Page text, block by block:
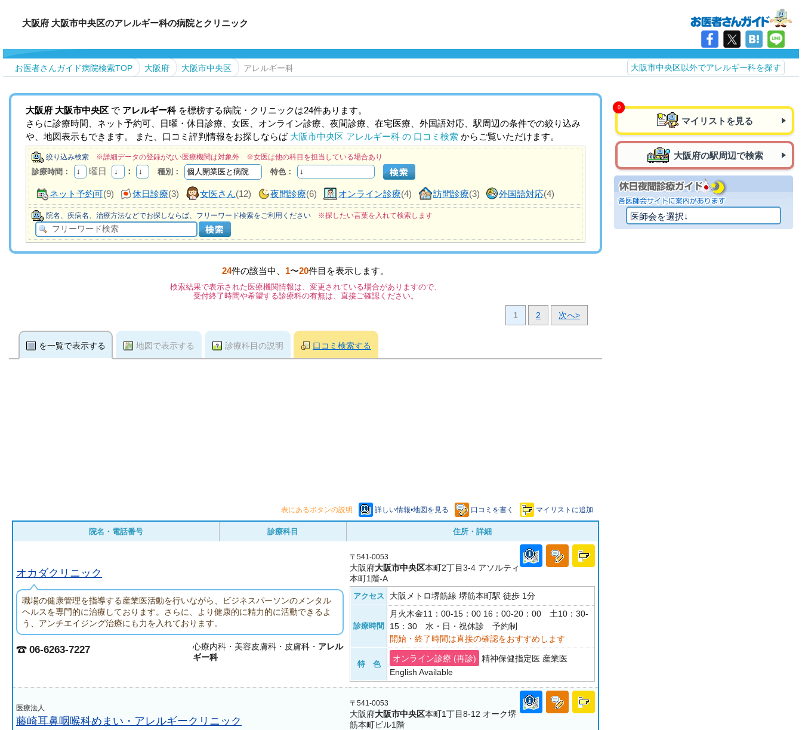
大阪府 大阪市中央区のアレルギー科の病院とクリニック
お医者さんガイド病院検索TOP 大阪府 大阪市中央区 アレルギー科 大阪市中央区以外でアレルギー科を探す
大阪府 大阪市中央区 で アレルギー科を標榜する病院・クリニックは24件あります。
さらに診療時間、ネット予約可、日曜・休日診療、女医、オンライン診療、夜間診療、在宅医療、外国語対応、駅周辺の条件での絞り込み
や、地図表示もできます。 また、口コミ評判情報をお探しならば 大阪市中央区 アレルギー科 の 口コミ検索 からご覧いただけます。
絞り込み検索 ※詳細データの登録がない医療機関は対象外 ※女医は他の科目を担当している場合あり
診療時間： 曜日 ： 種別： 特色：
ネット予約可(9) 休日診療(3) 女医さん(12) 夜間診療(6) オンライン診療(4) 訪問診療(3) 外国語対応(4)
院名、疾病名、治療方法などでお探しならば、フリーワード検索をご利用ください ※探したい言葉を入れて検索します
24件の該当中、 1〜20件目を表示します。
検索結果で表示された医療機関情報は、変更されている場合がありますので、
受付終了時間や希望する診療科の有無は、直接ご確認ください。
1 2 次へ>
を一覧で表示する 地図で表示する 診療科目の説明 口コミ検索する
表にあるボタンの説明 詳しい情報•地図を見る 口コミを書く マイリストに追加
院名・電話番号 診療科目 住所・詳細
オカダクリニック
職場の健康管理を指導する産業医活動を行いながら、ビジネスパーソンのメンタル
ヘルスを専門的に治療しております。さらに、より健康的に精力的に活動できるよ
う、アンチエイジング治療にも力を入れております。
06-6263-7227 心療内科・美容皮膚科・皮膚科・ アレル
ギー科
〒541-0053
大阪府大阪市中央区本町2丁目3-4 アソルティ
本町1階-A
アクセス 大阪メトロ堺筋線 堺筋本町駅 徒歩 1分
診療時間
月火木金11：00-15：00 16：00-20：00 土10：30-
15：30 水・日・祝休診 予約制
開始・終了時間は直接の確認をおすすめします
特 色
オンライン診療 (再診)
精神保健指定医 産業医
English Available
医療法人
藤崎耳鼻咽喉科めまい・アレルギークリニック
〒541-0053
大阪府大阪市中央区本町1丁目8-12 オーク堺
筋本町ビル1階
マイリストを見る
大阪府の駅周辺で検索